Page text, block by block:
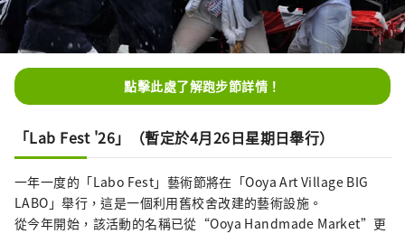
點擊此處了解跑步節詳情！
「Lab Fest '26」（暫定於4月26日星期日舉行）
一年一度的「Labo Fest」藝術節將在「Ooya Art Village BIG
LABO」舉行，這是一個利用舊校舍改建的藝術設施。
從今年開始，該活動的名稱已從“Ooya Handmade Market”更